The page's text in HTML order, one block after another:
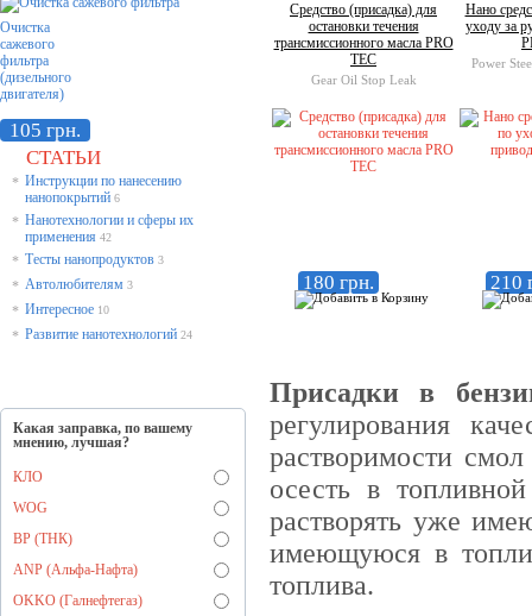
Очистка
сажевого
фильтра
(дизельного
двигателя)
105 грн.
СТАТЬИ
* Инструкции по нанесению
нанопокрытий 6
* Нанотехнологии и сферы их
применения 42
* Тесты нанопродуктов 3
* Автолюбителям 3
* Интересное 10
* Развитие нанотехнологий 24
Какая заправка, по вашему
мнению, лучшая?
КЛО
WOG
BP (ТНК)
ANP (Альфа-Нафта)
OKKO (Галнефтегаз)
Средство (присадка) для
остановки течения
трансмиссионного масла PRO
TEC
Gear Oil Stop Leak
180 грн.
Нано
уходу за
Power
210
Присадки в
регулирования
растворимости
осесть в
растворять уже
имеющуюся в
топлива.